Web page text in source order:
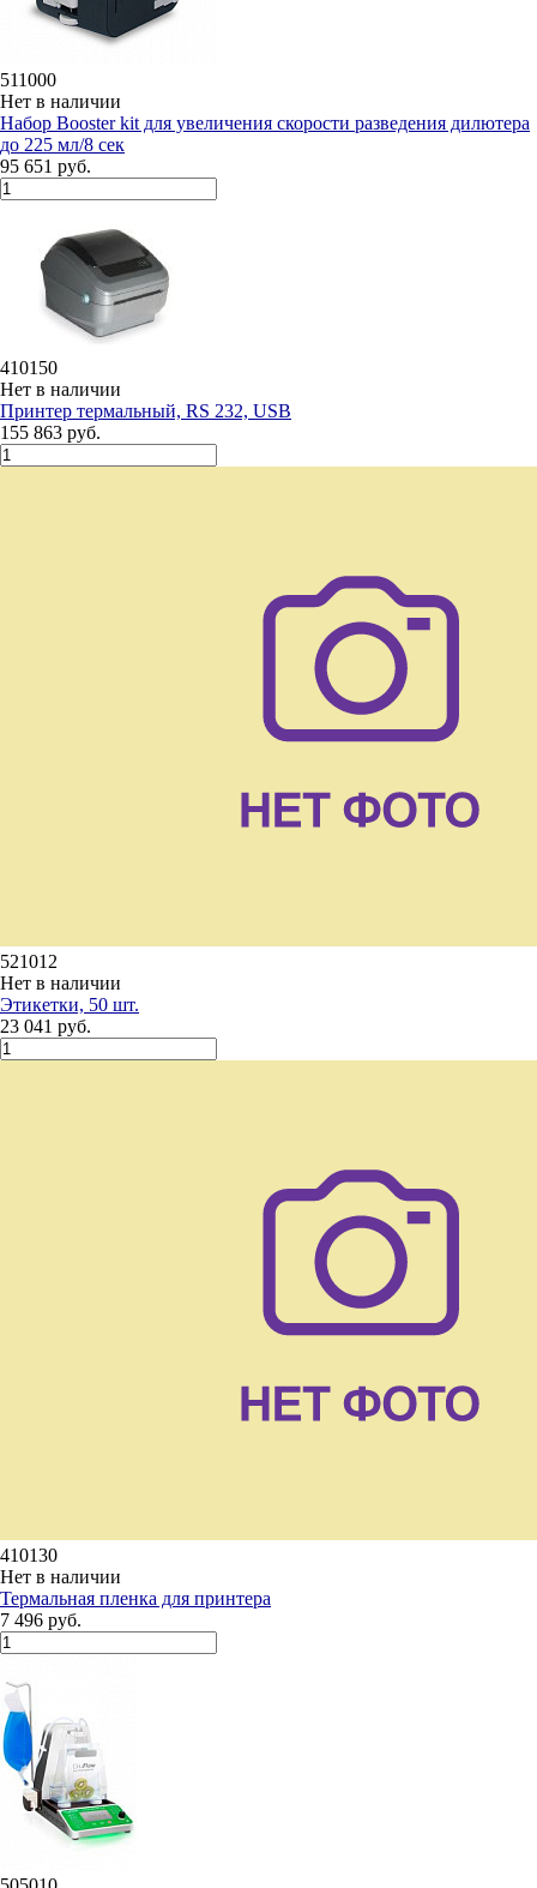
511000
Нет в наличии
Набор Booster kit для увеличения скорости разведения дилютера
до 225 мл/8 сек
95 651 руб.
410150
Нет в наличии
Принтер термальный, RS 232, USB
155 863 руб.
521012
Нет в наличии
Этикетки, 50 шт.
23 041 руб.
410130
Нет в наличии
Термальная пленка для принтера
7 496 руб.